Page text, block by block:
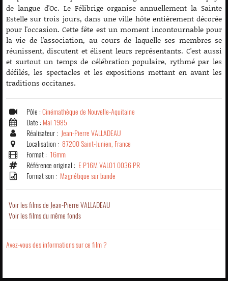
de langue d'Oc. Le Félibrige organise annuellement la Sainte
Estelle sur trois jours, dans une ville hôte entièrement décorée
pour l'occasion. Cette fête est un moment incontournable pour
la vie de l'association, au cours de laquelle ses membres se
réunissent, discutent et élisent leurs représentants. C'est aussi
et surtout un temps de célébration populaire, rythmé par les
défilés, les spectacles et les expositions mettant en avant les
traditions occitanes.
Pôle : Cinémathèque de Nouvelle-Aquitaine
Date : Mai 1985
Réalisateur : Jean-Pierre VALLADEAU
Localisation : 87200 Saint-Junien, France
Format : 16mm
Référence original : E P16M VAL01 0036 PR
Format son : Magnétique sur bande
Voir les films de Jean-Pierre VALLADEAU
Voir les films du même fonds
Avez-vous des informations sur ce film ?